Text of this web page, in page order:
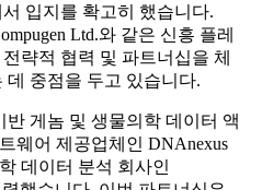
입지를 확고히 했습니다.
Ltd.와 같은 신흥 플레
략적 협력 및 파트너십을 체
중점을 두고 있습니다.
반 게놈 및 생물의학 데이터 액
웨어 제공업체인 DNAnexus
데이터 분석 회사인